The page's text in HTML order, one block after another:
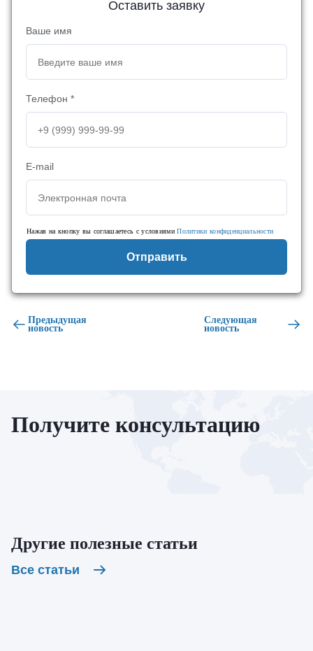
Оставить заявку
Ваше имя
Телефон *
E-mail
Нажав на кнопку вы соглашаетесь с условиямиПолитики конфиденциальности
Отправить
Предыдущая
новость
Следующая
новость
Получите консультацию
Другие полезные статьи
Все статьи